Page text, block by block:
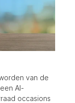
van de
AI-
occasions